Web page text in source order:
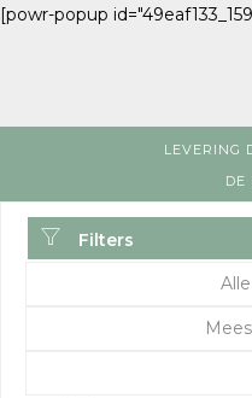
[powr-popup
LEVERING
DE
Filters